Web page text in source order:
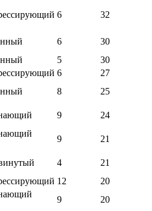
6 32
6
30
5
30
6
27
8 25
9 24
9 21
4
21
12
20
9 20